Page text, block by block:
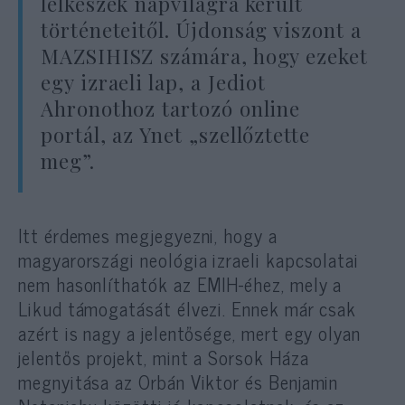
történeteitől. Újdonság viszont a
MAZSIHISZ számára, hogy ezeket
egy izraeli lap, a Jediot
Ahronothoz tartozó online
portál, az Ynet „szellőztette
meg”.
Itt érdemes megjegyezni, hogy a
magyarországi neológia izraeli kapcsolatai
nem hasonlíthatók az EMIH-éhez, mely a
Likud támogatását élvezi. Ennek már csak
azért is nagy a jelentősége, mert egy olyan
jelentős projekt, mint a Sorsok Háza
megnyitása az Orbán Viktor és Benjamin